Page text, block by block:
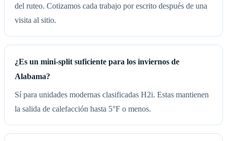
del ruteo. Cotizamos cada trabajo por escrito después de una
visita al sitio.
¿Es un mini-split suficiente para los inviernos de
Alabama?
Sí para unidades modernas clasificadas H2i. Estas mantienen
la salida de calefacción hasta 5°F o menos.